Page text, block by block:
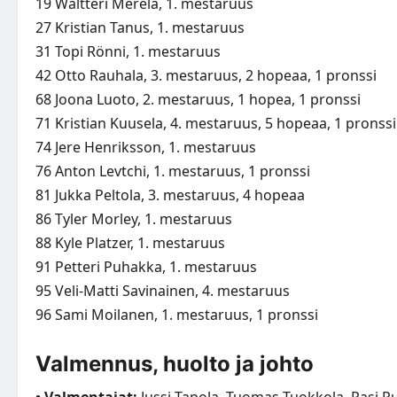
27 Kristian Tanus, 1. mestaruus
31 Topi Rönni, 1. mestaruus
42 Otto Rauhala, 3. mestaruus, 2 hopeaa, 1 pronssi
68 Joona Luoto, 2. mestaruus, 1 hopea, 1 pronssi
71 Kristian Kuusela, 4. mestaruus, 5 hopeaa, 1 pronssi
74 Jere Henriksson, 1. mestaruus
76 Anton Levtchi, 1. mestaruus, 1 pronssi
81 Jukka Peltola, 3. mestaruus, 4 hopeaa
86 Tyler Morley, 1. mestaruus
88 Kyle Platzer, 1. mestaruus
91 Petteri Puhakka, 1. mestaruus
95 Veli-Matti Savinainen, 4. mestaruus
96 Sami Moilanen, 1. mestaruus, 1 pronssi
Valmennus, huolto ja johto